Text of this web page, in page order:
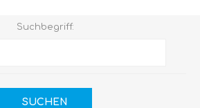
Suchbegriff:
SUCHEN